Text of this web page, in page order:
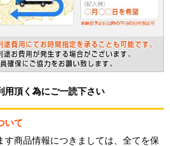
用頂く為にご一読下さい
いて
す商品情報につきましては、全てを保